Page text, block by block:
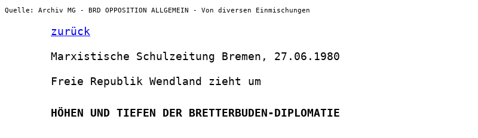
Quelle: Archiv MG - BRD OPPOSITION ALLGEMEIN - Von diversen Einmischungen
zurück
       Marxistische Schulzeitung Bremen, 27.06.1980
       Freie Republik Wendland zieht um
       HÖHEN UND TIEFEN DER BRETTERBUDEN-DIPLOMATIE